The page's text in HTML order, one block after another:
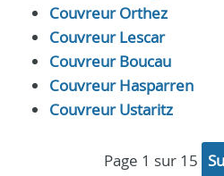
Couvreur Orthez
Couvreur Lescar
Couvreur Boucau
Couvreur Hasparren
Couvreur Ustaritz
page 1 sur 15